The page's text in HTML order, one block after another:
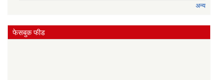
अन्य
फेसबुक फीड